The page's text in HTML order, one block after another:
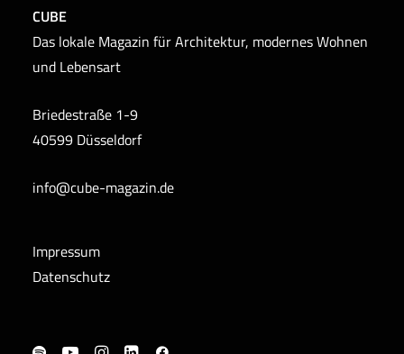
CUBE
Das lokale Magazin für Architektur, modernes Wohnen
und Lebensart
Briedestraße 1-9
40599 Düsseldorf
info@cube-magazin.de
Impressum
Datenschutz